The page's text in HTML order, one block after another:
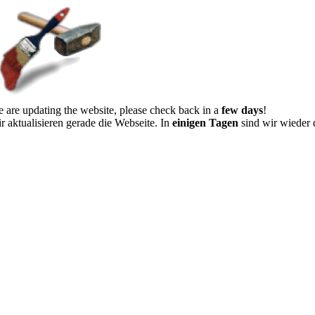
are updating the website, please check back in a few days!
aktualisieren gerade die Webseite. In einigen Tagen sind wir wieder